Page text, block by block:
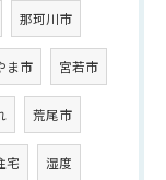
那珂川市
ま市 宮若市
荒尾市
宅 湿度